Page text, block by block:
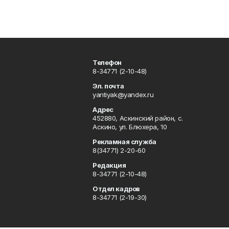
Телефон
8-34771 (2-10-48)
Эл. почта
yantiyak@yandex.ru
Адрес
452880, Аскинский район, с.
Аскино, ул. Блюхера, 10
Рекламная служба
8(34771) 2-20-60
Редакция
8-34771 (2-10-48)
Отдел кадров
8-34771 (2-19-30)